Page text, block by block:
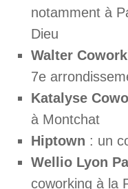
notamment à
Dieu
Walter
7e
Katalyse
à Montchat
Hiptown : un
Wellio Lyon
coworking à la